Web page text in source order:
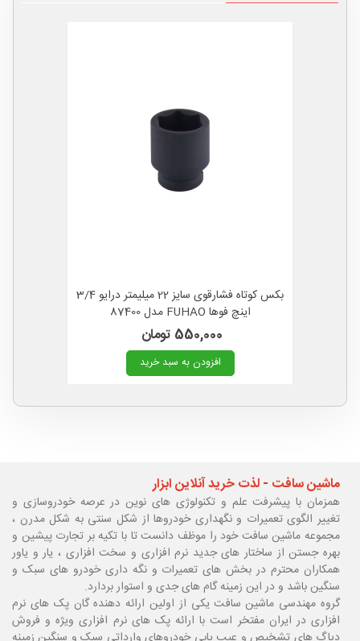
بکس کوتاه فشارقوی سایز 22 میلیمتر درایو 3/4
اینچ فوها FUHAO مدل 87400
550,000 تومان
افزودن به سبد خرید
ماشین سافت - لذت خرید آنلاین ابزار
همزمان با پیشرفت علم و تکنولوژی های نوین در عرصه خودروسازی و
تغییر الگوی تعمیرات و نگهداری خودروها از شکل سنتی به شکل مدرن ،
مجموعه ماشین سافت خود را موظف دانست تا با تکیه بر تجارت پیشین و
بهره جستن از ساختار های جدید نرم افزاری و سخت افزاری ، یار و یاور
همکاران محترم در بخش های تعمیرات و نگه داری خودرو های سبک و
سنگین باشد و در این زمینه گام های جدی و استوار بردارد.
گروه مهندسی ماشین سافت یکی از اولین ارائه دهنده گان پک های نرم
افزاری در ایران مفتخر است با ارائه پک های نرم افزاری ویژه و فروش